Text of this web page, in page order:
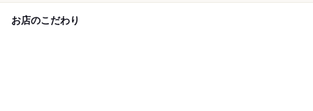
お店のこだわり